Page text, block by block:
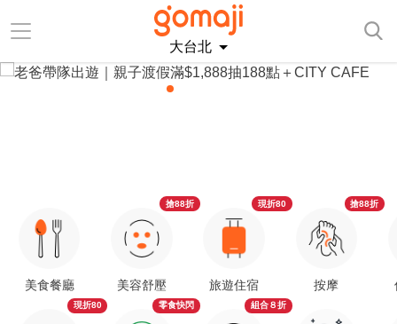
大台北
美食餐廳
現折80
美容舒壓
搶88折
零食快閃
旅遊住宿
現折80
組合８折
按摩
搶88折